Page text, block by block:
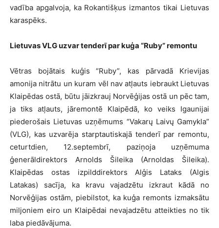
vadība apgalvoja, ka Rokantišķus izmantos tikai Lietuvas
karaspēks.
Lietuvas VLG uzvar tenderī par kuģa “Ruby” remontu
Vētras bojātais kuģis “Ruby”, kas pārvadā Krievijas
amonija nitrātu un kuram vēl nav atļauts iebraukt Lietuvas
Klaipēdas ostā, būtu jāizkrauj Norvēģijas ostā un pēc tam,
ja tiks atļauts, jāremontē Klaipēdā, ko veiks Igaunijai
piederošais Lietuvas uzņēmums “Vakarų Laivų Gamykla”
(VLG), kas uzvarēja starptautiskajā tenderī par remontu,
ceturtdien, 12.septembrī, paziņoja uzņēmuma
ģenerāldirektors Arnolds Šileika (Arnoldas Šileika).
Klaipēdas ostas izpilddirektors Alģis Lataks (Algis
Latakas) sacīja, ka kravu vajadzētu izkraut kādā no
Norvēģijas ostām, piebilstot, ka kuģa remonts izmaksātu
miljoniem eiro un Klaipēdai nevajadzētu atteikties no tik
laba piedāvājuma.